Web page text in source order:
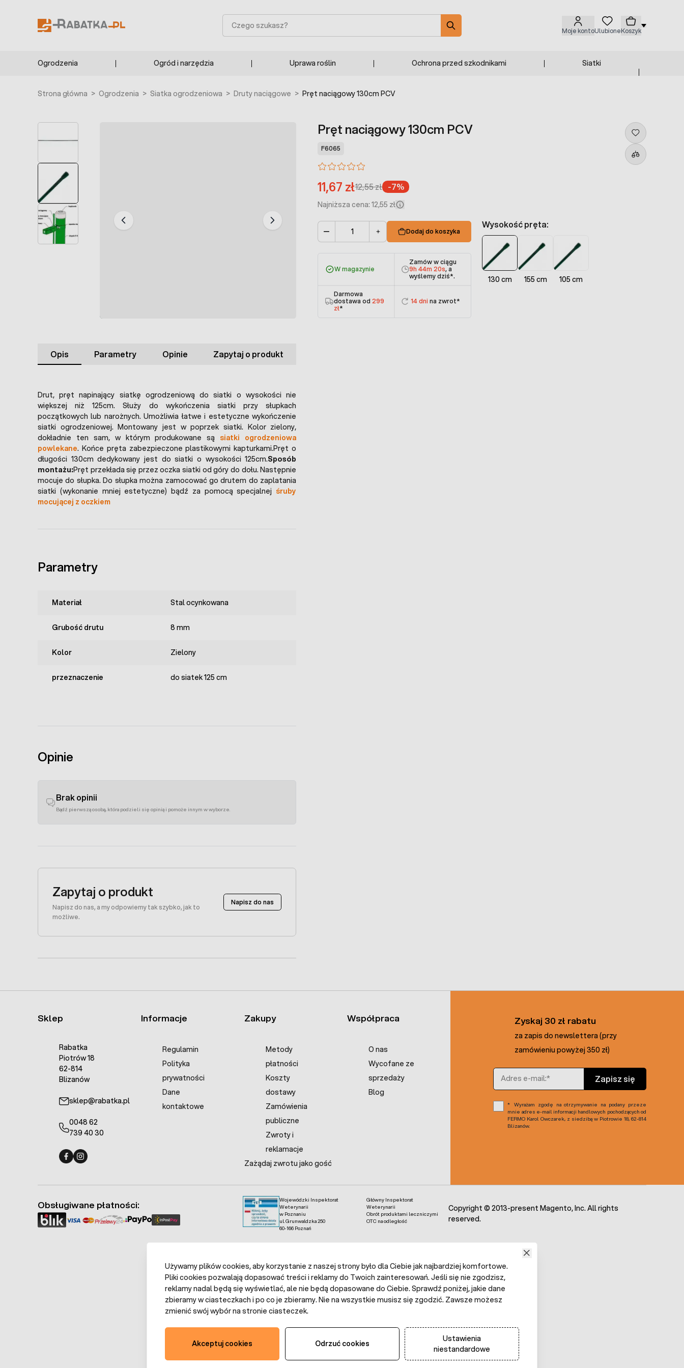
Moje kontoUlubioneKoszyk
Szukaj
Ogrodzenia Ogród i narzędzia Uprawa roślin Ochrona przed szkodnikami Siatki
Strona główna > Ogrodzenia > Siatka ogrodzeniowa > Druty naciągowe > Pręt naciągowy 130cm PCV
Pręt naciągowy 130cm PCV
F6065
11,67 zł12,55 zł -7%
Najniższa cena: 12,55 zł
Dodaj do koszyka
Wysokość pręta:
130 cm 155 cm 105 cm
W magazynie
Zamów w ciągu
9h 44m 20s, a
wyślemy dziś*.
Darmowa
dostawa od299
zł*
14 dni na zwrot*
Opis Parametry Opinie Zapytaj o produkt
Drut, pręt napinający siatkę ogrodzeniową do siatki o wysokości nie
większej niż 125cm. Służy do wykończenia siatki przy słupkach
początkowych lub narożnych. Umożliwia łatwe i estetyczne wykończenie
siatki ogrodzeniowej. Montowany jest w poprzek siatki. Kolor zielony,
dokładnie ten sam, w którym produkowane są siatki ogrodzeniowa
powlekane. Końce pręta zabezpieczone plastikowymi kapturkami.Pręt o
długości 130cm dedykowany jest do siatki o wysokości 125cm.Sposób
montażu:Pręt przekłada się przez oczka siatki od góry do dołu. Następnie
mocuje do słupka. Do słupka można zamocować go drutem do zaplatania
siatki (wykonanie mniej estetyczne) bądź za pomocą specjalnej śruby
mocującej z oczkiem
Parametry
Materiał Stal ocynkowana
Grubość drutu 8 mm
Kolor Zielony
przeznaczenie do siatek 125 cm
Opinie
Brak opinii
Bądź pierwszą osobą, która podzieli się opinią i pomoże innym w wyborze.
Zapytaj o produkt
Napisz do nas, a my odpowiemy tak szybko, jak to
możliwe.
Napisz do nas
Sklep
Rabatka
Piotrów 18
62-814
Blizanów
sklep@rabatka.pl
0048 62
739 40 30
Informacje
Regulamin
Polityka
prywatności
Dane
kontaktowe
Zakupy
Metody
płatności
Koszty
dostawy
Zamówienia
publiczne
Zwroty i
reklamacje
Zażądaj zwrotu jako gość
Współpraca
O nas
Wycofane ze
sprzedaży
Blog
Zyskaj 30 zł rabatu
za zapis do newslettera (przy
zamówieniu powyżej 350 zł)
Adres e-mail
Zapisz się
Wyrażam zgodę na otrzymywanie na podany przeze
mnie adres e-mail informacji handlowych pochodzących od
FERMO Karol Owczarek, z siedzibą w Piotrowie 18, 62-814
Blizanów.
Wojewódzki Inspektorat
Weterynarii
w Poznaniu
ul. Grunwaldzka 250
60-166 Poznań
Główny Inspektorat
Weterynarii
Obrót produktami leczniczymi
OTC na odległość
Obsługiwane płatności:
Copyright © 2013-present Magento, Inc. All rights
reserved.
Używamy plików cookies, aby korzystanie z naszej strony było dla Ciebie jak najbardziej komfortowe.
Pliki cookies pozwalają dopasować treści i reklamy do Twoich zainteresowań. Jeśli się nie zgodzisz,
reklamy nadal będą się wyświetlać, ale nie będą dopasowane do Ciebie. Sprawdź poniżej, jakie dane
zbieramy w ciasteczkach i po co je zbieramy. Nie na wszystkie musisz się zgodzić. Zawsze możesz
zmienić swój wybór na stronie ciasteczek.
Akceptuj cookies Odrzuć cookies
Ustawienia
niestandardowe